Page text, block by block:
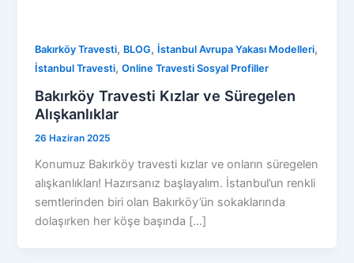
Bakırköy Travesti, BLOG, İstanbul Avrupa Yakası Modelleri,
İstanbul Travesti,Online Travesti Sosyal Profiller
Bakırköy Travesti Kızlar ve Süregelen
Alışkanlıklar
26 Haziran 2025
Konumuz Bakırköy travesti kızlar ve onların süregelen
alışkanlıkları! Hazırsanız başlayalım. İstanbul’un renkli
semtlerinden biri olan Bakırköy’ün sokaklarında
dolaşırken her köşe başında […]